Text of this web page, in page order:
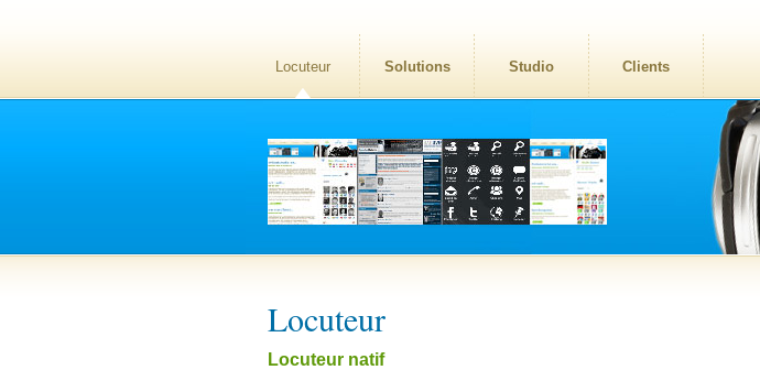
Locuteur Solutions Studio Clients
Locuteur
Locuteur natif